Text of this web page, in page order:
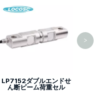
LP7152ダブルエンドせ
ん断ビーム荷重セル
>